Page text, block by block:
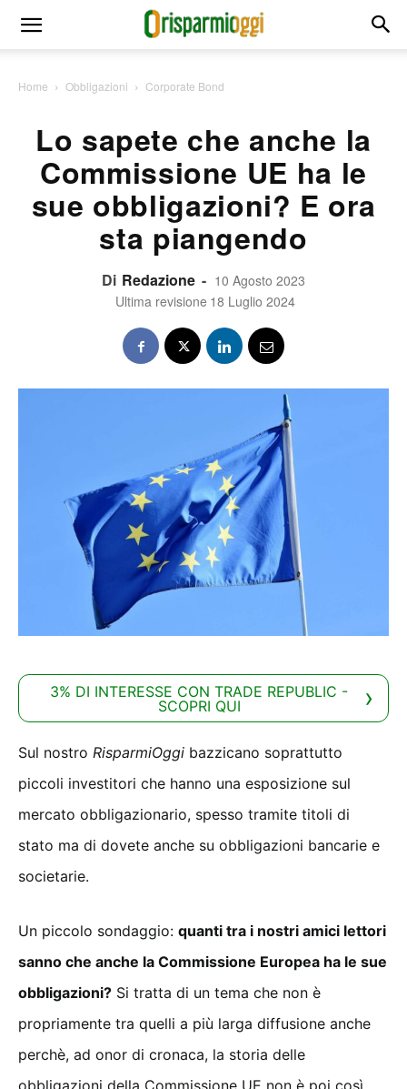
Home Obbligazioni Corporate Bond
Lo sapete che anche la
Commissione UE ha le
sue obbligazioni? E ora
sta piangendo
Di Redazione - 10 Agosto 2023
Ultima revisione 18 Luglio 2024
3% DI INTERESSE CON TRADE REPUBLIC -
SCOPRI QUI
Sul nostro RisparmiOggi bazzicano soprattutto
piccoli investitori che hanno una esposizione sul
mercato obbligazionario, spesso tramite titoli di
stato ma di dovete anche su obbligazioni bancarie e
societarie.
Un piccolo sondaggio: quanti tra i nostri amici lettori
sanno che anche la Commissione Europea ha le sue
obbligazioni? Si tratta di un tema che non è
propriamente tra quelli a più larga diffusione anche
perchè, ad onor di cronaca, la storia delle